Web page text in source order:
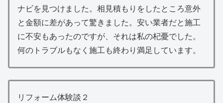
ナビを見つけました。相見積もりをしたところ意外
と金額に差があって驚きました。安い業者だと施工
に不安もあったのですが、それは私の杞憂でした。
何のトラブルもなく施工も終わり満足しています。
リフォーム体験談２